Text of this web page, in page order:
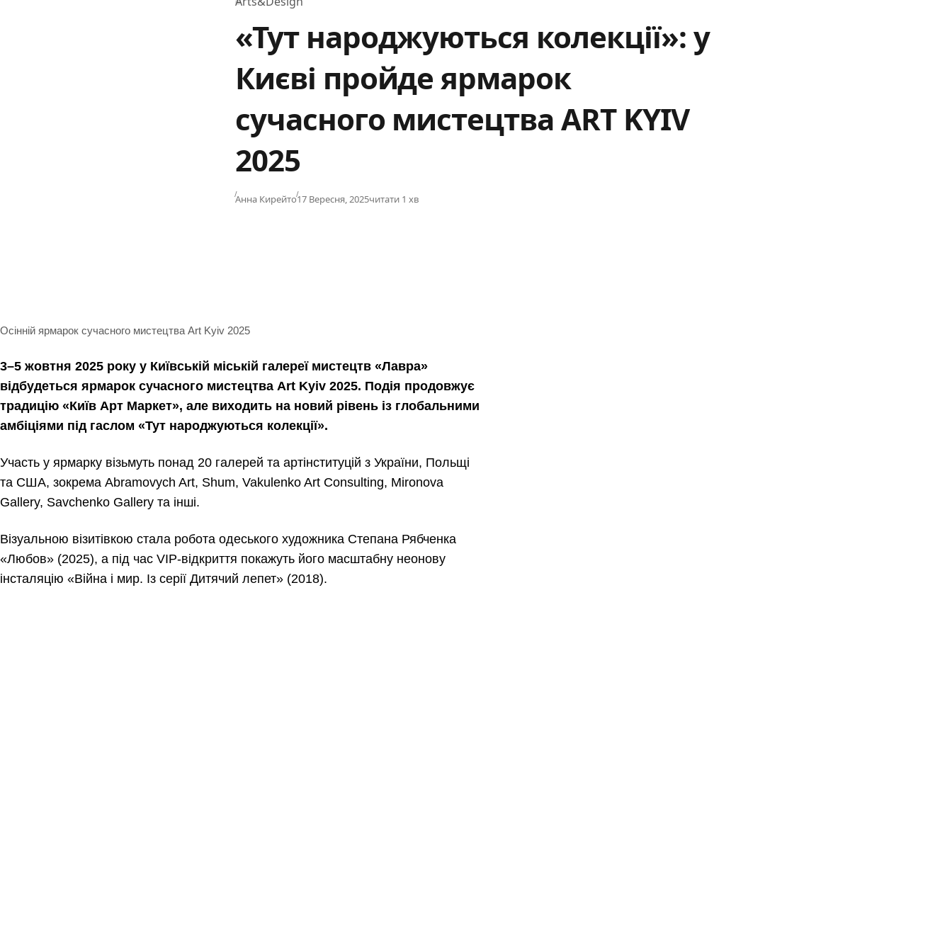
Category
«Тут народжуються колекції»: у
Києві пройде ярмарок
сучасного мистецтва ART KYIV
2025
Анна КирейтоPublished
17 Вересня, 2025читати 1 хв
Осінній ярмарок сучасного мистецтва Art Kyiv 2025
3–5 жовтня 2025 року у Київській міській галереї мистецтв «Лавра»
відбудеться ярмарок сучасного мистецтва Art Kyiv 2025. Подія продовжує
традицію «Київ Арт Маркет», але виходить на новий рівень із глобальними
амбіціями під гаслом «Тут народжуються колекції».
Участь у ярмарку візьмуть понад 20 галерей та артінституцій з України, Польщі
та США, зокрема Abramovych Art, Shum, Vakulenko Art Consulting, Mironova
Gallery, Savchenko Gallery та інші.
Візуальною візитівкою стала робота одеського художника Степана Рябченка
«Любов» (2025), а під час VIP-відкриття покажуть його масштабну неонову
інсталяцію «Війна і мир. Із серії Дитячий лепет» (2018).